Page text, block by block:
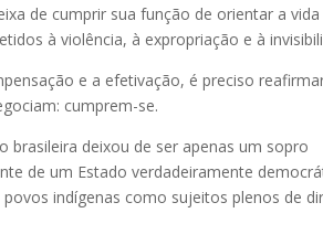
de cumprir sua função de orientar a vida
à violência, à expropriação e à
e a efetivação, é preciso
cumprem-se.
deixou de ser apenas um sopro
de um Estado verdadeiramente
indígenas como sujeitos plenos de